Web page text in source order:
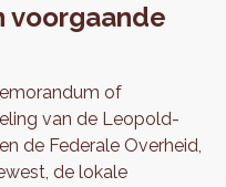
voorgaande
of
van de Leopold-
de Federale Overheid,
de lokale